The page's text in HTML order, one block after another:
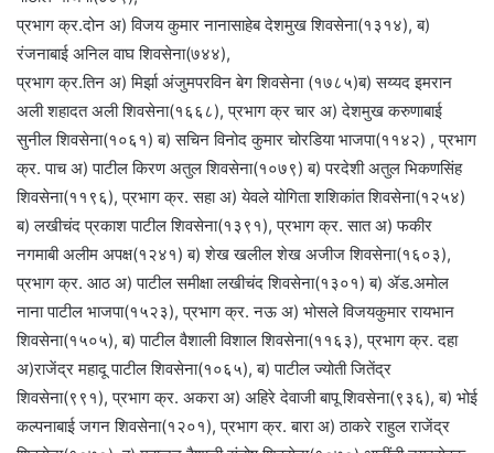
प्रभाग क्र.दोन अ) विजय कुमार नानासाहेब देशमुख शिवसेना(१३१४), ब)
रंजनाबाई अनिल वाघ शिवसेना(७४४),
प्रभाग क्र.तिन अ) मिर्झा अंजुमपरविन बेग शिवसेना (१७८५)ब) सय्यद इमरान
अली शहादत अली शिवसेना(१६६८), प्रभाग क्र चार अ) देशमुख करुणाबाई
सुनील शिवसेना(१०६१) ब) सचिन विनोद कुमार चोरडिया भाजपा(११४२) , प्रभाग
क्र. पाच अ) पाटील किरण अतुल शिवसेना(१०७९) ब) परदेशी अतुल भिकणसिंह
शिवसेना(११९६), प्रभाग क्र. सहा अ) येवले योगिता शशिकांत शिवसेना(१२५४)
ब) लखीचंद प्रकाश पाटील शिवसेना(१३९१), प्रभाग क्र. सात अ) फकीर
नगमाबी अलीम अपक्ष(१२४१) ब) शेख खलील शेख अजीज शिवसेना(१६०३),
प्रभाग क्र. आठ अ) पाटील समीक्षा लखीचंद शिवसेना(१३०१) ब) ॲड.अमोल
नाना पाटील भाजपा(१५२३), प्रभाग क्र. नऊ अ) भोसले विजयकुमार रायभान
शिवसेना(१५०५), ब) पाटील वैशाली विशाल शिवसेना(११६३), प्रभाग क्र. दहा
अ)राजेंद्र महादू पाटील शिवसेना(१०६५), ब) पाटील ज्योती जितेंद्र
शिवसेना(९९१), प्रभाग क्र. अकरा अ) अहिरे देवाजी बापू शिवसेना(९३६), ब) भोई
कल्पनाबाई जगन शिवसेना(१२०१), प्रभाग क्र. बारा अ) ठाकरे राहुल राजेंद्र